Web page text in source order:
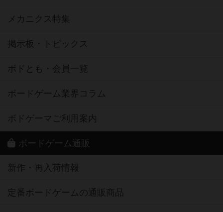
メカニクス特集
掲示板・トピックス
ボドとも・会員一覧
ボードゲーム業界コラム
ボドゲーマご利用案内
ボードゲーム通販
新作・再入荷情報
定番ボードゲームの通販商品